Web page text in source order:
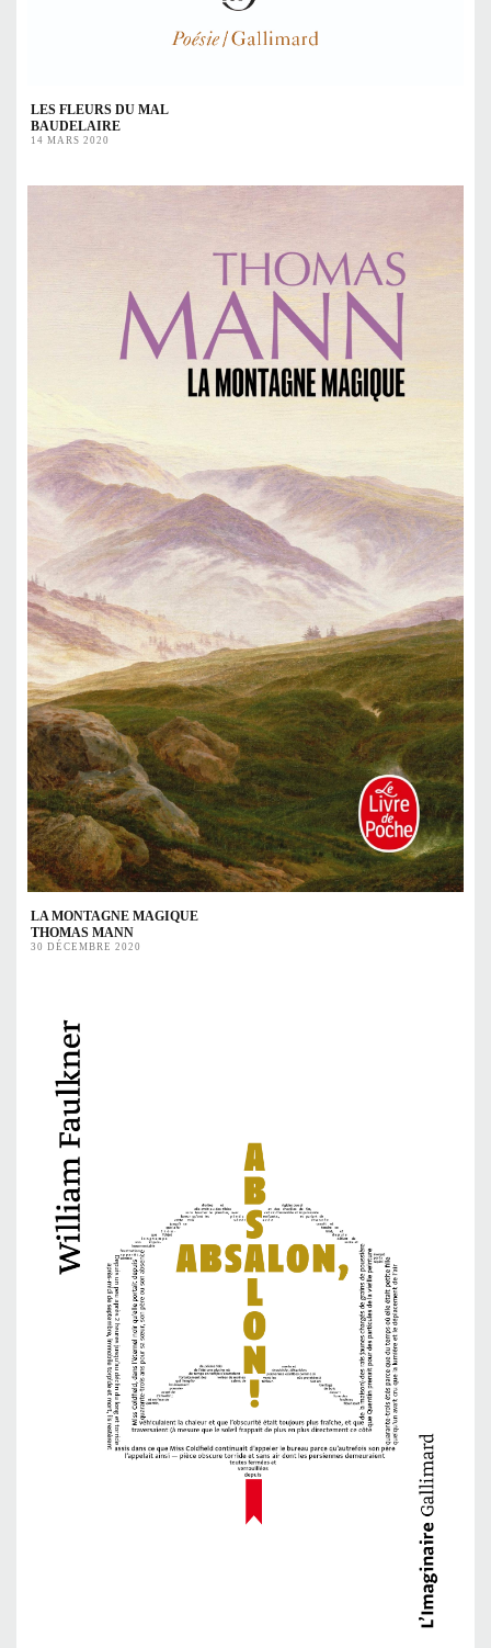
LES FLEURS DU MAL
BAUDELAIRE
14 MARS 2020
LA MONTAGNE MAGIQUE
THOMAS MANN
30 DÉCEMBRE 2020